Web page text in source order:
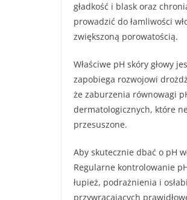
gładkość i blask oraz
prowadzić do łamliwości
zwiększoną porowatością.
Właściwe pH skóry głowy
zapobiega rozwojowi
że zaburzenia równowagi
dermatologicznych, które
przesuszone.
Aby skutecznie dbać o pH
Regularne kontrolowanie
łupież, podrażnienia i
przywracających